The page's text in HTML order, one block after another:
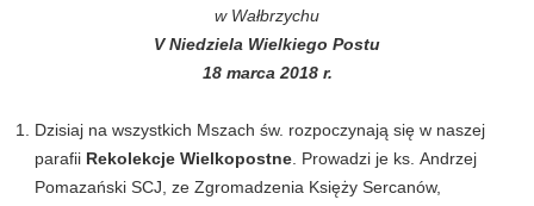
w Wałbrzychu
V Niedziela Wielkiego Postu
18 marca 2018 r.
Dzisiaj na wszystkich Mszach św. rozpoczynają się w naszej
parafii Rekolekcje Wielkopostne . Prowadzi je ks. Andrzej
Pomazański SCJ, ze Zgromadzenia Księży Sercanów,